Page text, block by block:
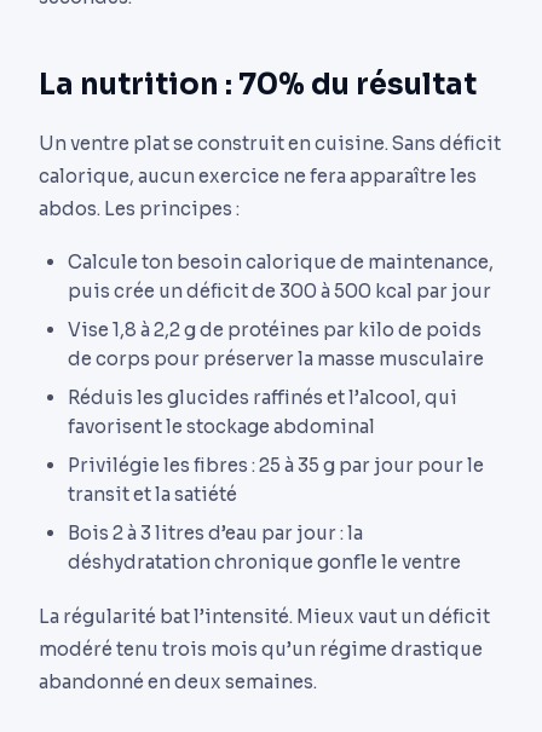
La nutrition : 70% du résultat
Un ventre plat se construit en cuisine. Sans déficit
calorique, aucun exercice ne fera apparaître les
abdos. Les principes :
Calcule ton besoin calorique de maintenance,
puis crée un déficit de 300 à 500 kcal par jour
Vise 1,8 à 2,2 g de protéines par kilo de poids
de corps pour préserver la masse musculaire
Réduis les glucides raffinés et l’alcool, qui
favorisent le stockage abdominal
Privilégie les fibres : 25 à 35 g par jour pour le
transit et la satiété
Bois 2 à 3 litres d’eau par jour : la
déshydratation chronique gonfle le ventre
La régularité bat l’intensité. Mieux vaut un déficit
modéré tenu trois mois qu’un régime drastique
abandonné en deux semaines.